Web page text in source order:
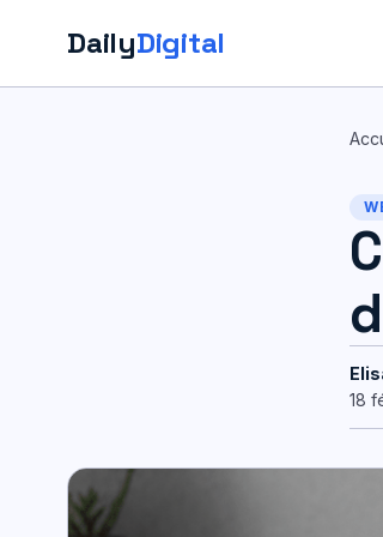
DailyDigital
18